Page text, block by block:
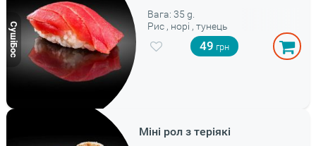
Вага: 35 g.
Рис , норі , тунець
49
Міні рол з теріякі